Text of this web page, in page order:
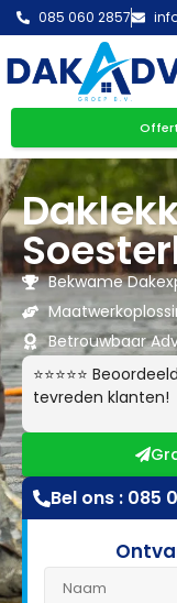
085 060 2857
Bekwame
Betrouwbaar
⭐⭐⭐⭐⭐
tevreden klanten!
Bel ons : 085